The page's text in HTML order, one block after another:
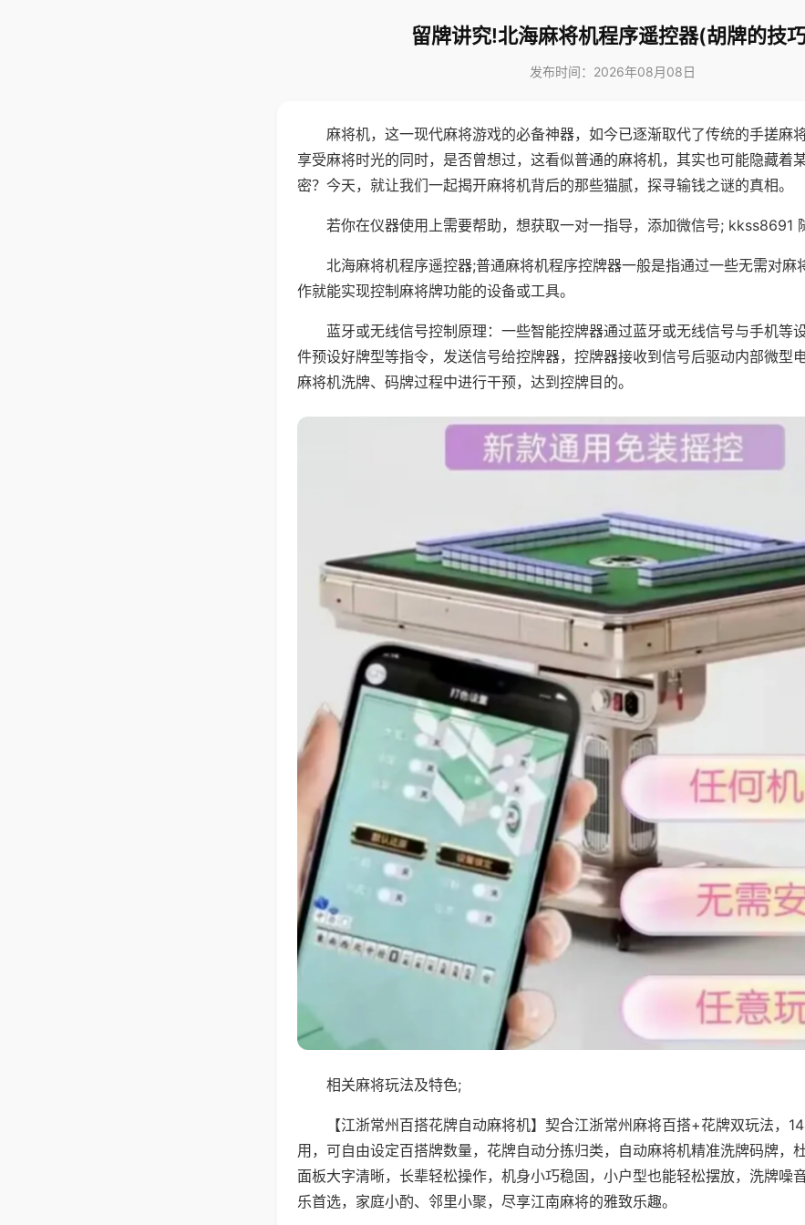
留牌讲究!北海麻将机程序遥控器(胡牌的技
发布时间：2026年08月08日
麻将机，这一现代麻将游戏的必备神器，如今已逐渐取代了传统的手搓麻
享受麻将时光的同时，是否曾想过，这看似普通的麻将机，其实也可能隐藏着
密？今天，就让我们一起揭开麻将机背后的那些猫腻，探寻输钱之谜的真相。
若你在仪器使用上需要帮助，想获取一对一指导，添加微信号; kkss8691
北海麻将机程序遥控器;普通麻将机程序控牌器一般是指通过一些无需对麻
作就能实现控制麻将牌功能的设备或工具。
蓝牙或无线信号控制原理：一些智能控牌器通过蓝牙或无线信号与手机等
件预设好牌型等指令，发送信号给控牌器，控牌器接收到信号后驱动内部微型
麻将机洗牌、码牌过程中进行干预，达到控牌目的。
相关麻将玩法及特色;
【江浙常州百搭花牌自动麻将机】契合江浙常州麻将百搭+花牌双玩法，
用，可自由设定百搭牌数量，花牌自动分拣归类，自动麻将机精准洗牌码牌，
面板大字清晰，长辈轻松操作，机身小巧稳固，小户型也能轻松摆放，洗牌噪
乐首选，家庭小酌、邻里小聚，尽享江南麻将的雅致乐趣。